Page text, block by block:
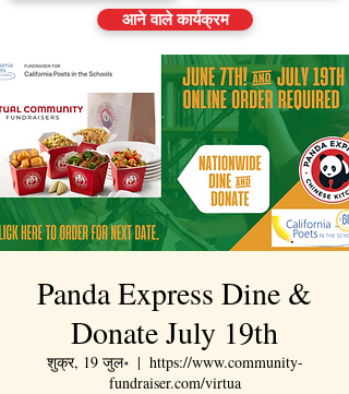
आने वाले कार्यक्रम
Panda Express Dine &
Donate July 19th
शुक्र, 19 जुल॰
  |
https://www.community-
fundraiser.com/virtua